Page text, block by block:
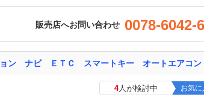
販売店へお問い合わせ 0078-6042-
4人が検討中 お気に